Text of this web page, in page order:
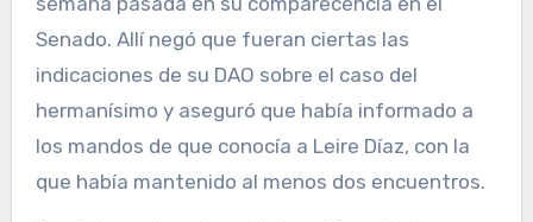
Senado. Allí negó que fueran ciertas las
indicaciones de su DAO sobre el caso del
hermanísimo y aseguró que había informado a
los mandos de que conocía a Leire Díaz, con la
que había mantenido al menos dos encuentros.